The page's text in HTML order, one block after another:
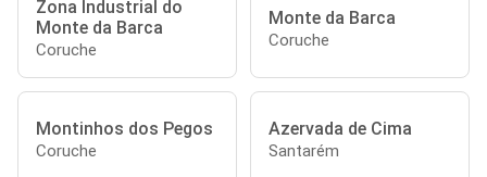
Zona Industrial do
Monte da Barca
Coruche
Monte da Barca
Coruche
Montinhos dos Pegos
Coruche
Azervada de Cima
Santarém